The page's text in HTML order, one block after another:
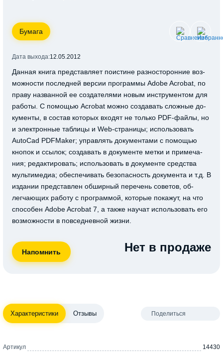
Бумага
Дата выхода:12.05.2012
Данная книга представляет поистине разносторонние воз-
можности последней версии программы Adobe Acrobat, по
праву названной ее создателями новым инструментом для
работы. С помощью Acrobat можно создавать сложные до-
кументы, в состав которых входят не только PDF-файлы, но
и электронные таблицы и Web-страницы; использовать
AutoCad PDFMaker; управлять документами с помощью
кнопок и ссылок; создавать в документе метки и примеча-
ния; редактировать; использовать в документе средства
мультимедиа; обеспечивать безопасность документа и т.д. В
издании представлен обширный перечень советов, об-
легчающих работу с программой, которые покажут, на что
способен Аdobe Acrobat 7, а также научат использовать его
возможности в повседневной жизни.
Нет в продаже
Характеристики Отзывы Поделиться
Артикул
14430